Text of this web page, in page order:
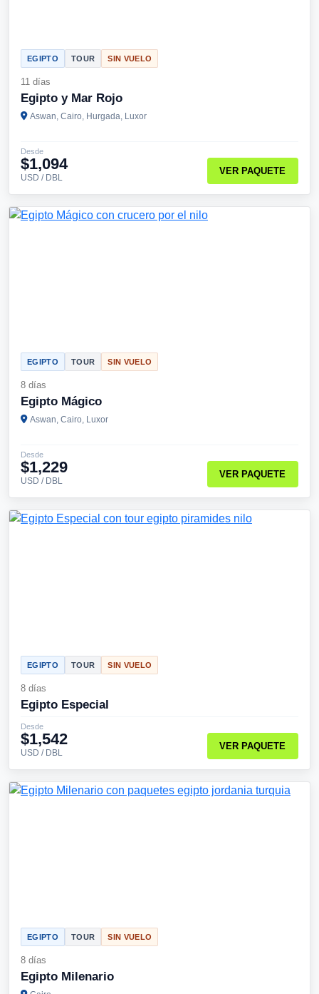
EGIPTO TOUR SIN VUELO
11 días
Egipto y Mar Rojo
Aswan, Cairo, Hurgada, Luxor
Desde
$1,094
USD / DBL
VER PAQUETE
EGIPTO TOUR SIN VUELO
8 días
Egipto Mágico
Aswan, Cairo, Luxor
Desde
$1,229
USD / DBL
VER PAQUETE
EGIPTO TOUR SIN VUELO
8 días
Egipto Especial
Desde
$1,542
USD / DBL
VER PAQUETE
EGIPTO TOUR SIN VUELO
8 días
Egipto Milenario